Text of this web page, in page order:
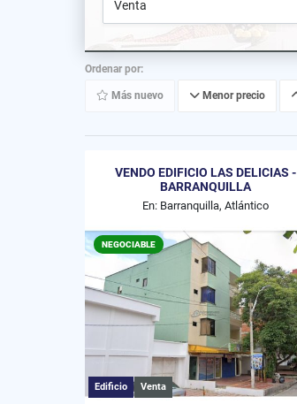
Venta
Ordenar por:
Más nuevo Menor precio
VENDO EDIFICIO LAS DELICIAS -
BARRANQUILLA
En: Barranquilla, Atlántico
NEGOCIABLE
Edificio Venta